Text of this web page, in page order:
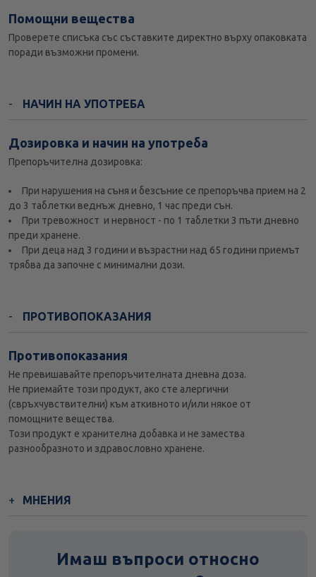
Помощни вещества
Проверете списъка със съставките директно върху опаковката
поради възможни промени.
НАЧИН НА УПОТРЕБА
Дозировка и начин на употреба
Препоръчителна дозировка:
При нарушения на съня и безсъние се препоръчва прием на 2
до 3 таблетки веднъж дневно, 1 час преди сън.
При тревожност и нервност - по 1 таблетки 3 пъти дневно
преди хранене.
При деца над 3 години и възрастни над 65 години приемът
трябва да започне с минимални дози.
ПРОТИВОПОКАЗАНИЯ
Противопоказания
Не превишавайте препоръчителната дневна доза.
Не приемайте този продукт, ако сте алергични
(свръхчувствителни) към аткивното и/или някое от
помощните вещества.
Този продукт е хранителна добавка и не замества
разнообразното и здравословно хранене.
МНЕНИЯ
Имаш въпроси относно